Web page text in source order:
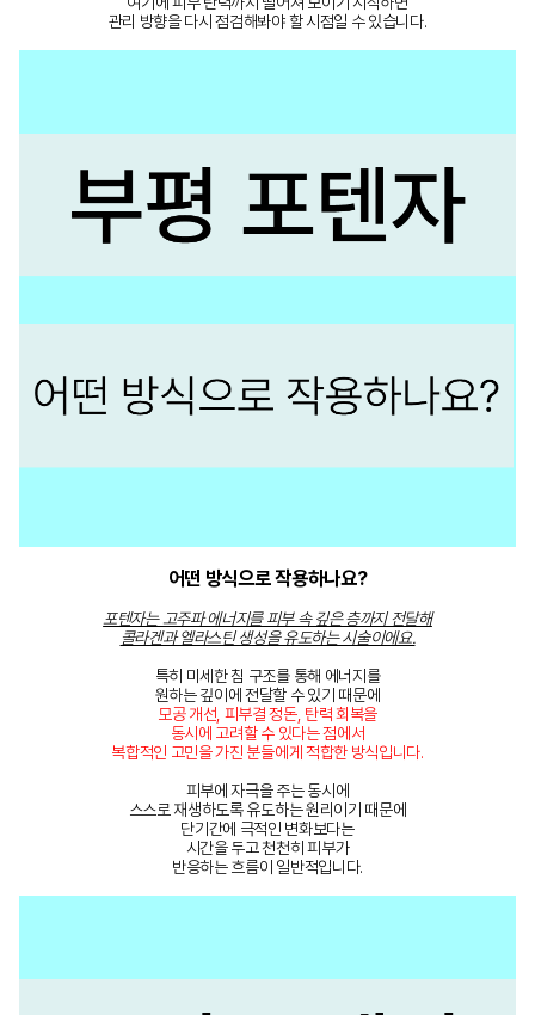
관리 방향을 다시 점검해봐야 할 시점일 수 있습니다.
어떤 방식으로 작용하나요?
포텐자는 고주파 에너지를 피부 속 깊은 층까지 전달해
콜라겐과 엘라스틴 생성을 유도하는 시술이에요.
특히 미세한 침 구조를 통해 에너지를
원하는 깊이에 전달할 수 있기 때문에
모공 개선, 피부결 정돈, 탄력 회복을
동시에 고려할 수 있다는 점에서
복합적인 고민을 가진 분들에게 적합한 방식입니다.
피부에 자극을 주는 동시에
스스로 재생하도록 유도하는 원리이기 때문에
단기간에 극적인 변화보다는
시간을 두고 천천히 피부가
반응하는 흐름이 일반적입니다.